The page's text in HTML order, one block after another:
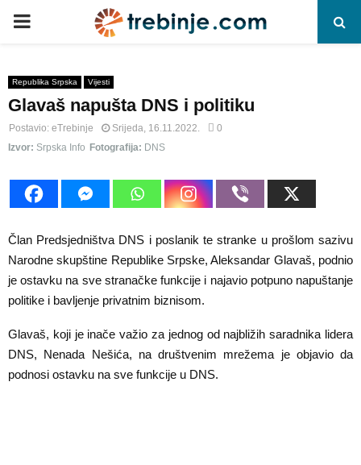
P
I
M
A
R
Y
M
E
Republika Srpska Vijesti
Glavaš napušta DNS i politiku
Postavio: eTrebinje Srijeda, 16.11.2022.
0
Izvor: Srpska Info Fotografija: DNS
Član Predsjedništva DNS i poslanik te stranke u prošlom sazivu
Narodne skupštine Republike Srpske, Aleksandar Glavaš, podnio
je ostavku na sve stranačke funkcije i najavio potpuno napuštanje
politike i bavljenje privatnim biznisom.
Glavaš, koji je inače važio za jednog od najbližih saradnika lidera
DNS, Nenada Nešića, na društvenim mrežema je objavio da
podnosi ostavku na sve funkcije u DNS.